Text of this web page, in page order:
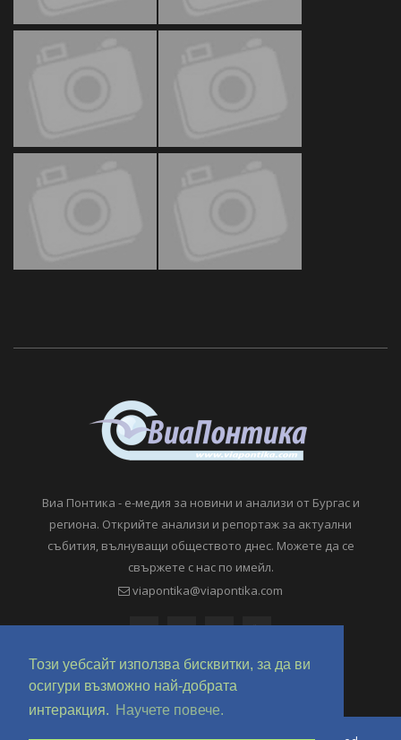
Този уебсайт използва бисквитки, за да ви
осигури възможно най-добрата
интеракция.
Научете повече.
Виа Понтика - е-медия за новини и анализи от Бургас и
региона. Открийте анализи и репортаж за актуални
събития, вълнуващи обществото днес. Можете да се
свържете с нас по имейл.
viapontika@viapontika.com